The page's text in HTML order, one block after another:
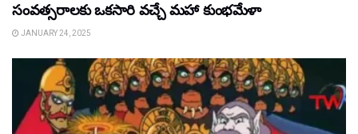
సంవత్సరాలకు ఒకసారి వచ్చే మహా కుంభమేళా
JANUARY 24, 2025